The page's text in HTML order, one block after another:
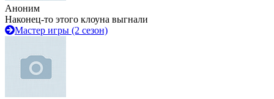
Аноним
Наконец-то этого клоуна выгнали
Мастер игры (2 сезон)